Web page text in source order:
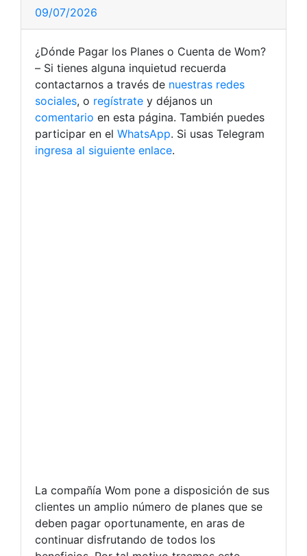
09/07/2026
¿Dónde Pagar los Planes o Cuenta de Wom?
– Si tienes alguna inquietud recuerda
contactarnos a través de nuestras redes
sociales, o regístrate y déjanos un
comentario en esta página. También puedes
participar en el WhatsApp. Si usas Telegram
ingresa al siguiente enlace.
La compañía Wom pone a disposición de sus
clientes un amplio número de planes que se
deben pagar oportunamente, en aras de
continuar disfrutando de todos los